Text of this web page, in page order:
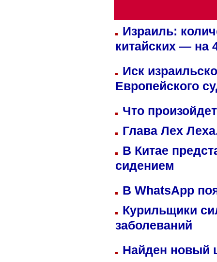
Израиль:
китайских — на
Иск
Европейского
Что
Глава Лех
В Китае
сидением
В WhatsApp
Курильщики
заболеваний
Найден